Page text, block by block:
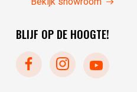
dinsdag
donderdag
vrijdag
BLIJF OP DE HOOGTE!